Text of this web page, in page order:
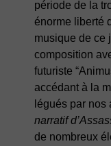
période de la
énorme liberté
musique de ce
composition
futuriste
accédant à la
légués par nos
narratif
de nombreux